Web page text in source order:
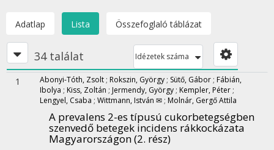
Adatlap Lista Összefoglaló táblázat
34 találat Idézetek száma
1 Abonyi-Tóth, Zsolt ; Rokszin, György ; Sütő, Gábor ; Fábián,
Ibolya ; Kiss, Zoltán ; Jermendy, György ; Kempler, Péter ;
Lengyel, Csaba ; Wittmann, István ✉ ; Molnár, Gergő Attila
A prevalens 2-es típusú cukorbetegségben
szenvedő betegek incidens rákkockázata
Magyarországon (2. rész)